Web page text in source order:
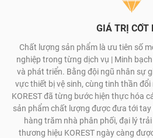
GIÁ TRỊ CỐT
Chất lượng sản phẩm là ưu tiên số
nghiệp trong từng dịch vụ | Minh
và phát triển. Bằng đội ngũ nhân sự
vực thiết bị vệ sinh, cùng tinh thần
KOREST đã từng bước hiện thực hóa
sản phẩm chất lượng được đưa tới
hàng trăm nhà phân phối, đại lý
thương hiệu KOREST ngày càng